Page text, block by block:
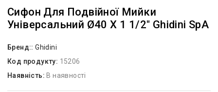
Сифон Для Подвійної Мийки
Універсальний Ø40 X 1 1/2″ Ghidini SpA
Бренд::Ghidini
Код продукту: 15206
Наявність: В наявності